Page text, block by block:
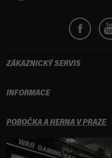
ZÁKAZNICKÝ SERVIS
INFORMACE
POBOČKA A HERNA V PRAZE